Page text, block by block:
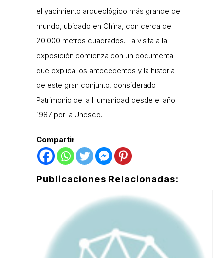
el yacimiento arqueológico más grande del
mundo, ubicado en China, con cerca de
20.000 metros cuadrados. La visita a la
exposición comienza con un documental
que explica los antecedentes y la historia
de este gran conjunto, considerado
Patrimonio de la Humanidad desde el año
1987 por la Unesco.
Compartir
Publicaciones Relacionadas: